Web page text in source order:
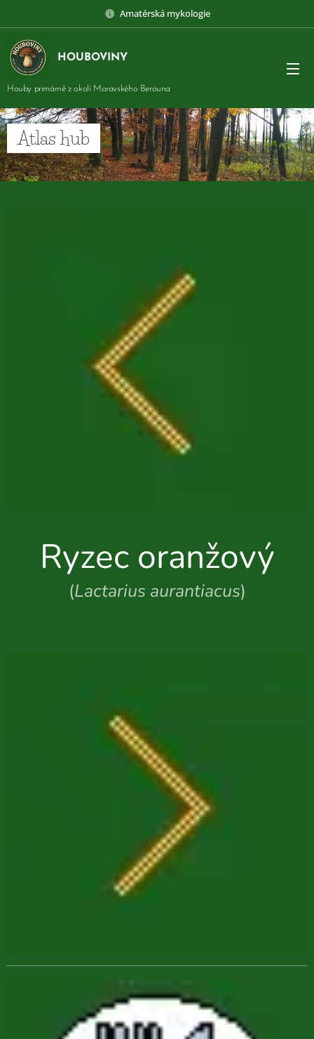
Amatérská mykologie
HOUBOVINY
Houby primárně z okolí Moravského Berouna
Atlas hub
Ryzec oranžový
(Lactarius aurantiacus)